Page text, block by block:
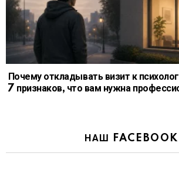
Почему откладывать визит к
7 признаков, что вам нужна
НАШ FACEBOOK